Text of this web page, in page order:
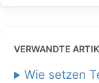
VERWANDTE
Wie setzen